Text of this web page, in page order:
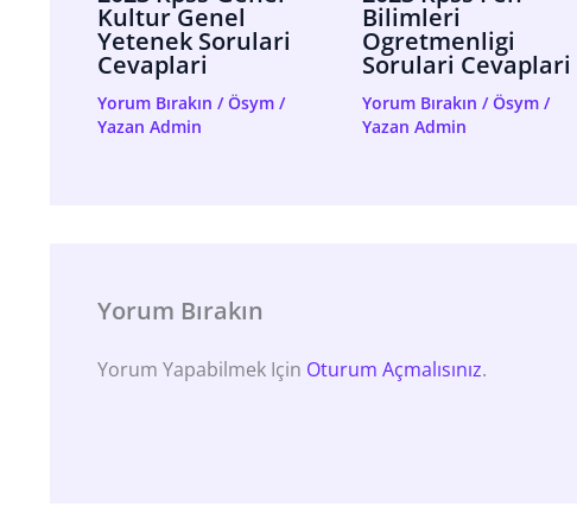
Kultur Genel
Yetenek Sorulari
Cevaplari
Yorum Bırakın /Ösym /
Yazan Admin
Bilimleri
Ogretmenligi
Sorulari Cevaplari
Yorum Bırakın /Ösym/
Yazan Admin
Yorum Bırakın
Yorum Yapabilmek Için Oturum Açmalısınız.